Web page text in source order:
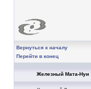
Вернуться к началу
Перейти в конец
Железный Мата-Нуи